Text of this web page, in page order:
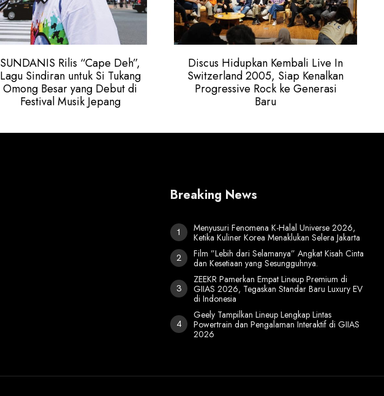
SUNDANIS Rilis “Cape Deh”,
Lagu Sindiran untuk Si Tukang
Omong Besar yang Debut di
Festival Musik Jepang
Discus Hidupkan Kembali Live In
Switzerland 2005, Siap Kenalkan
Progressive Rock ke Generasi
Baru
Breaking News
Menyusuri Fenomena K-Halal Universe 2026,
Ketika Kuliner Korea Menaklukan Selera Jakarta
Film ”Lebih dari Selamanya” Angkat Kisah Cinta
dan Kesetiaan yang Sesungguhnya.
ZEEKR Pamerkan Empat Lineup Premium di
GIIAS 2026, Tegaskan Standar Baru Luxury EV
di Indonesia
Geely Tampilkan Lineup Lengkap Lintas
Powertrain dan Pengalaman Interaktif di GIIAS
2026